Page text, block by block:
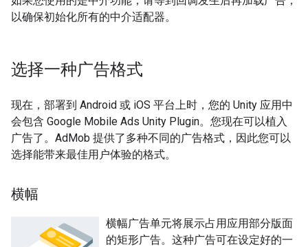
以确保初始化所有的中介适配器。
选择一种广告格式
现在，部署到 Android 或 iOS 平台上时，您的 Unity 应用中
会包含 Google Mobile Ads Unity Plugin。您现在可以植入
广告了。AdMob 提供了多种不同的广告格式，因此您可以
选择能带来最佳用户体验的格式。
横幅
横幅广告单元将展示占用应用部分版面
的矩形广告。这种广告可在设定好的一